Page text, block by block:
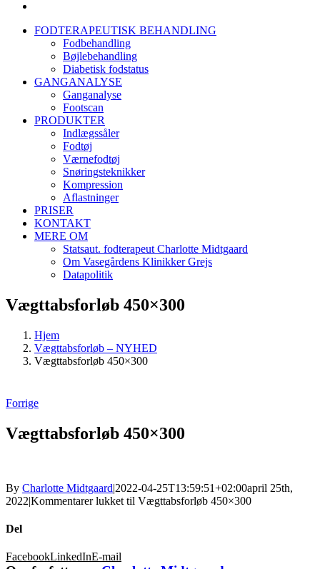
FODTERAPEUTISK BEHANDLING
Fodbehandling
Bøjlebehandling
Diabetisk fodstatus
GANGANALYSE
Ganganalyse
Footscan
PRODUKTER
Indlægssåler
Fodtøj
Værnefodtøj
Snøringsteknikker
Kompression
Aflastninger
PRISER
KONTAKT
MERE OM
Statsaut. fodterapeut Charlotte Midtgaard
Om Vasegårdens Klinikker Grejs
Datapolitik
Vægttabsforløb 450×300
Hjem
Vægttabsforløb – NYHED
Vægttabsforløb 450×300
Forrige
Vægttabsforløb 450×300
By Charlotte Midtgaard|2022-04-25T13:59:51+02:00april 25th,
2022|Kommentarer lukket til Vægttabsforløb 450×300
Del
FacebookLinkedInE-mail